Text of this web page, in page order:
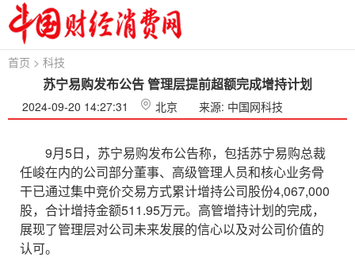
首页 > 科技
苏宁易购发布公告 管理层提前超额完成增持计划
2024-09-20 14:27:31 北京 来源: 中国网科技
9月5日，苏宁易购发布公告称，包括苏宁易购总裁
任峻在内的公司部分董事、高级管理人员和核心业务骨
干已通过集中竞价交易方式累计增持公司股份4,067,000
股，合计增持金额511.95万元。高管增持计划的完成，
展现了管理层对公司未来发展的信心以及对公司价值的
认可。